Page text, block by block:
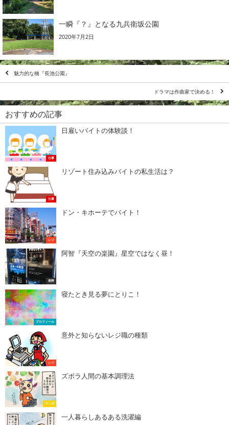
一瞬『？』となる九兵衛坂公園
2020年7月2日
魅力的な橋『長池公園』
ドラマは作曲家で決める！
おすすめの記事
仕事
日雇いバイトの体験談！
仕事
リゾート住み込みバイトの私生活は？
レジ
ドン・キホーテでバイト！
長野
阿智『天空の楽園』星空ではなく昼！
プロフィール
寝たとき見る夢にとりこ！
レジ
意外と知らないレジ職の種類
マンガ
ズボラ人間の基本調理法
一人暮らしあるある洗濯編